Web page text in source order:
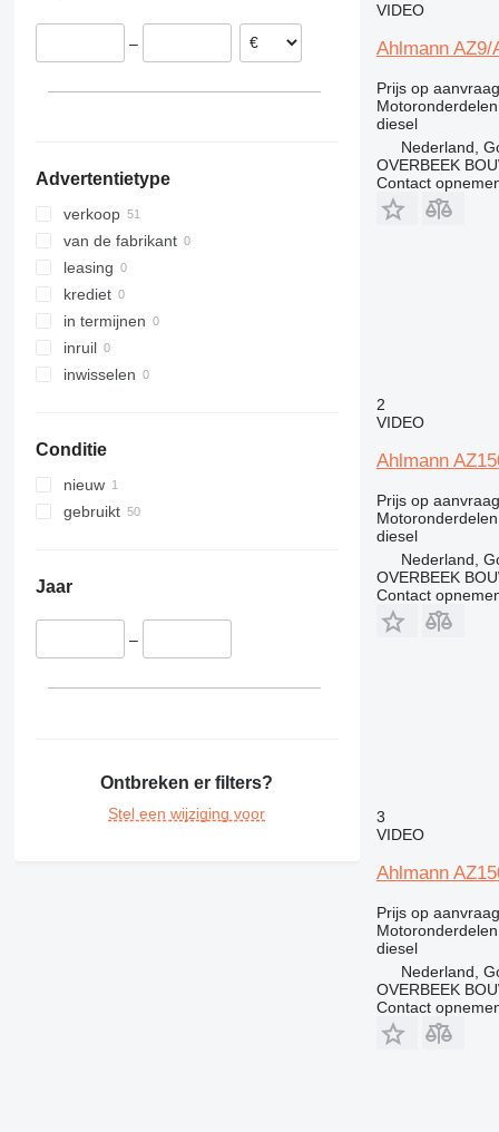
307
315
316
317
318
320
321
322
323
326
329
330
374
416
422
541
VMT
WE
–
Advertentietype
verkoop
van de fabrikant
leasing
krediet
in termijnen
inruil
inwisselen
Conditie
nieuw
gebruikt
Jaar
–
Ontbreken er filters?
Stel een wijziging voor
VIDEO
Ahlmann
Prijs op aanvraag
diesel
Nederland,
OVERBEEK
Contact
2
VIDEO
Ahlmann
Prijs op aanvraag
diesel
Nederland,
OVERBEEK
Contact
3
VIDEO
Ahlmann
Prijs op aanvraag
diesel
Nederland,
OVERBEEK
Contact